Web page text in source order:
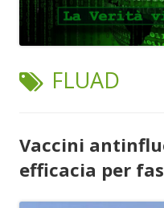
TAG:
FLUAD
Vaccini
efficacia per